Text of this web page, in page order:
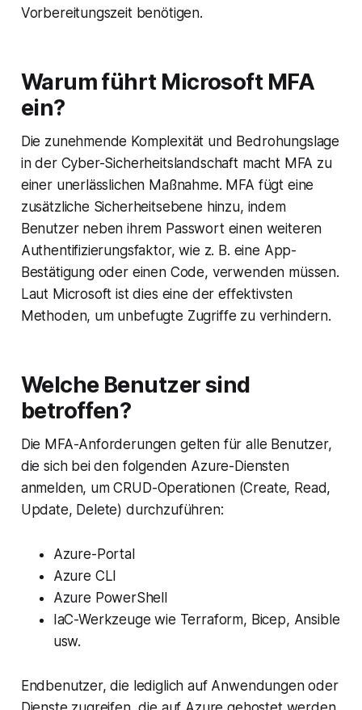
Vorbereitungszeit benötigen.
Warum führt Microsoft MFA
ein?
Die zunehmende Komplexität und Bedrohungslage
in der Cyber-Sicherheitslandschaft macht MFA zu
einer unerlässlichen Maßnahme. MFA fügt eine
zusätzliche Sicherheitsebene hinzu, indem
Benutzer neben ihrem Passwort einen weiteren
Authentifizierungsfaktor, wie z. B. eine App-
Bestätigung oder einen Code, verwenden müssen.
Laut Microsoft ist dies eine der effektivsten
Methoden, um unbefugte Zugriffe zu verhindern.
Welche Benutzer sind
betroffen?
Die MFA-Anforderungen gelten für alle Benutzer,
die sich bei den folgenden Azure-Diensten
anmelden, um CRUD-Operationen (Create, Read,
Update, Delete) durchzuführen:
Azure-Portal
Azure CLI
Azure PowerShell
IaC-Werkzeuge wie Terraform, Bicep, Ansible
usw.
Endbenutzer, die lediglich auf Anwendungen oder